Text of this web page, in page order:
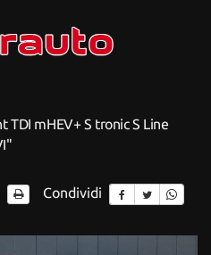
TDI mHEV+ S tronic S Line
Condividi